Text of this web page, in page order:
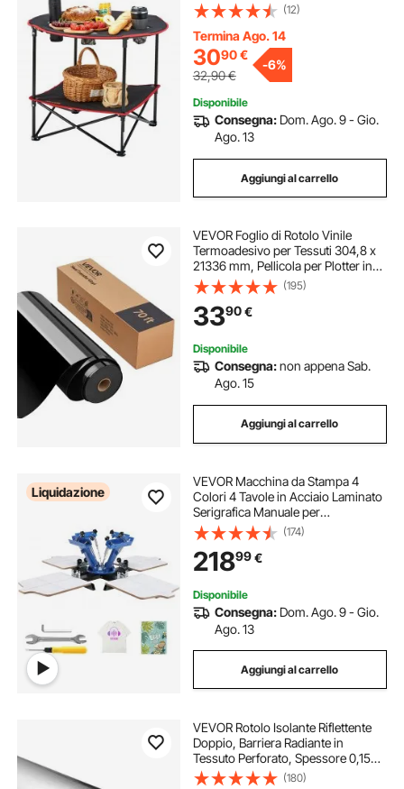
Viaggio Escursione Picnic Pesca,
Tavolino Doppio Ripiano Portatile
Pieghevole Tessuto Oxford 600D
2,3kg
(12)
Termina Ago. 14
3090€
32,90€
-6%
Disponibile
Consegna: Dom. Ago. 9 - Gio.
Ago. 13
Aggiungi al carrello
VEVOR Foglio di Rotolo Vinile
Termoadesivo per Tessuti 304,8 x
21336 mm, Pellicola per Plotter in
Vinile a Trasferimento Termico per
Macchine da Taglio, per Magliette
Cuscini Cappelli, HTV, Nero
(195)
3390€
Disponibile
Consegna:non appena Sab.
Ago. 15
Aggiungi al carrello
Liquidazione
VEVOR Macchina da Stampa 4
Colori 4 Tavole in Acciaio Laminato
Serigrafica Manuale per
Abbigliamento Fai-da-te,
Stampante per Serigrafia 4 Colori 4
Tavole Dimensioni da Stampa
54x45 cm Girevole 360°
(174)
21899€
Disponibile
Consegna: Dom. Ago. 9 - Gio.
Ago. 13
Aggiungi al carrello
VEVOR Rotolo Isolante Riflettente
Doppio, Barriera Radiante in
Tessuto Perforato, Spessore 0,15
mm, 76,2 mx 1,22 m, Scudo
(180)